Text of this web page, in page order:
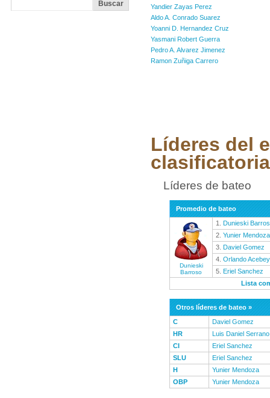
Yandier Zayas Perez
Aldo A. Conrado Suarez
Yoanni D. Hernandez Cruz
Yasmani Robert Guerra
Pedro A. Alvarez Jimenez
Ramon Zuñiga Carrero
Líderes del
clasificatoria
Líderes de bateo
Promedio de bateo
Dunieski
Barroso
1. Dunieski
2. Yunier Mendoza
3. Daviel Gomez
4. Orlando Acebey
5. Eriel Sanchez
Lista
Otros líderes de bateo »
C
Daviel Gomez
HR
Luis Daniel Serrano
CI
Eriel Sanchez
SLU
Eriel Sanchez
H
Yunier Mendoza
OBP
Yunier Mendoza